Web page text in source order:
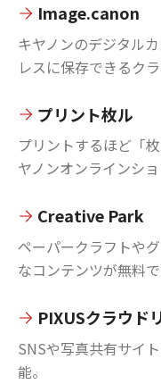
Image.canon
キヤノンのデジタル
レスに保存できるク
プリント枚ル
プリントするほど「
ヤノンオンラインシ
Creative Park
ペーパークラフトや
なコンテンツが無料
PIXUSクラウド
SNSや写真共有サイ
能。